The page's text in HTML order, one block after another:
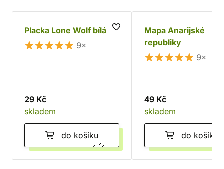
Placka Lone Wolf bílá
9×
29 Kč
skladem
do košíku
Mapa Anarijské
republiky
9×
49 Kč
skladem
do košíku